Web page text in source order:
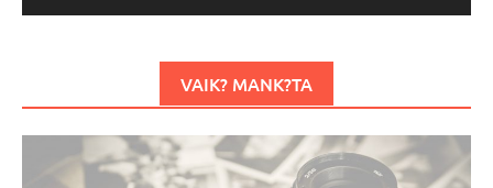
VAIK? MANK?TA